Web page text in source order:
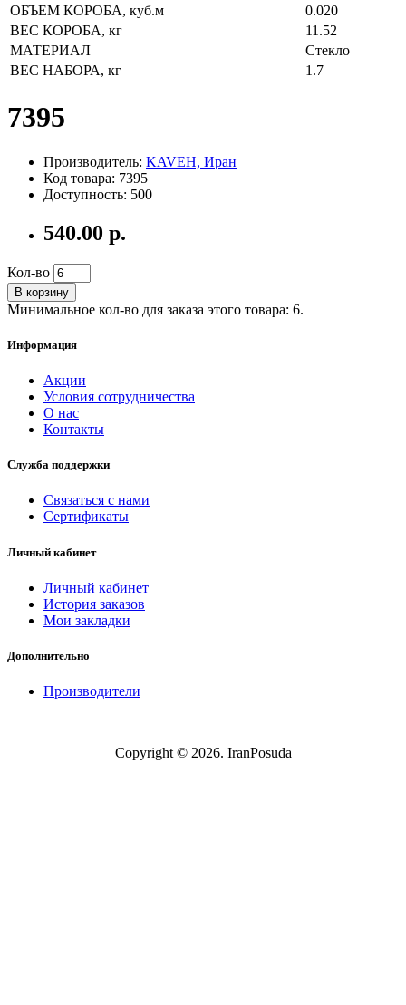
ОБЪЕМ КОРОБА, куб.м
0.020
ВЕС КОРОБА, кг
11.52
МАТЕРИАЛ
Стекло
ВЕС НАБОРА, кг
1.7
7395
Производитель: KAVEH, Иран
Код товара: 7395
Доступность: 500
540.00 р.
Кол-во
В корзину
Минимальное кол-во для заказа этого товара: 6.
Информация
Акции
Условия сотрудничества
О нас
Контакты
Служба поддержки
Связаться с нами
Сертификаты
Личный кабинет
Личный кабинет
История заказов
Мои закладки
Дополнительно
Производители
Copyright © 2026. IranPosuda